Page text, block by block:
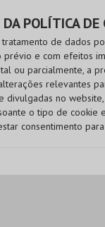
POLÍTICA DE
de dados
prévio e com efeitos
ou parcialmente, a
relevantes
divulgadas no
o tipo de cookie
consentimento